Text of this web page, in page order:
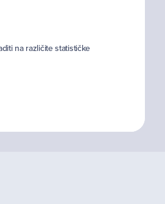
na različite statističke